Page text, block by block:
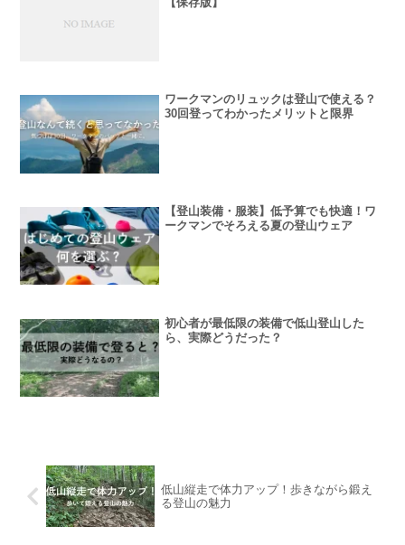
ワークマンのリュックは登山で使える？
30回登ってわかったメリットと限界
【登山装備・服装】低予算でも快適！ワ
ークマンでそろえる夏の登山ウェア
初心者が最低限の装備で低山登山した
ら、実際どうだった？
低山縦走で体力アップ！歩きながら鍛え
る登山の魅力